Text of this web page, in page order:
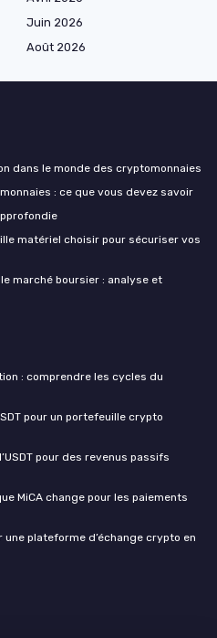
Juin 2026
Août 2026
dans le monde des cryptomonnaies
: ce que vous devez savoir
matériel choisir pour sécuriser vos
marché boursier : analyse et
: comprendre les cycles du
pour un portefeuille crypto
pour des revenus passifs
MiCA change pour les paiements
plateforme d’échange crypto en